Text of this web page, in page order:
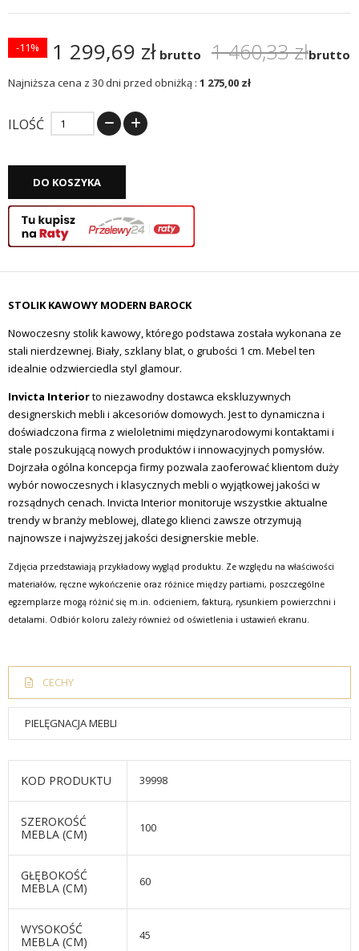
1 299,69 zł brutto 1 460,33 złbrutto
-11%
Najniższa cena z 30 dni przed obniżką : 1 275,00 zł
ILOŚĆ
DO KOSZYKA
STOLIK KAWOWY MODERN BAROCK
Nowoczesny stolik kawowy, którego podstawa została wykonana ze
stali nierdzewnej. Biały, szklany blat, o grubości 1 cm. Mebel ten
idealnie odzwierciedla styl glamour.
Invicta Interiorto niezawodny dostawca ekskluzywnych
designerskich mebli i akcesoriów domowych. Jest to dynamiczna i
doświadczona firma z wieloletnimi międzynarodowymi kontaktami i
stale poszukującą nowych produktów i innowacyjnych pomysłów.
Dojrzała ogólna koncepcja firmy pozwala zaoferować klientom duży
wybór nowoczesnych i klasycznych mebli o wyjątkowej jakości w
rozsądnych cenach. Invicta Interior monitoruje wszystkie aktualne
trendy w branży meblowej, dlatego klienci zawsze otrzymują
najnowsze i najwyższej jakości designerskie meble.
Zdjęcia przedstawiają przykładowy wygląd produktu. Ze względu na właściwości
materiałów, ręczne wykończenie oraz różnice między partiami, poszczególne
egzemplarze mogą różnić się m.in. odcieniem, fakturą, rysunkiem powierzchni i
detalami. Odbiór koloru zależy również od oświetlenia i ustawień ekranu.
CECHY
PIELĘGNACJA MEBLI
KOD PRODUKTU 39998
SZEROKOŚĆ
MEBLA (CM)
100
GŁĘBOKOŚĆ
MEBLA (CM)
60
WYSOKOŚĆ
MEBLA (CM)
45